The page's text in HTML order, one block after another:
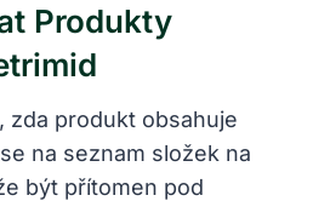
Produkty
zda produkt obsahuje
na seznam složek na
být přítomen pod